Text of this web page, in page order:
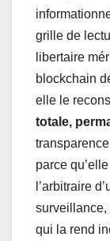
grille de
libertaire
blockchain
elle le
totale,
parce
l’arbitraire
surveillance,
qui la rend